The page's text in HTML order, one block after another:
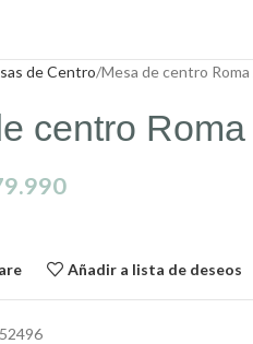
de Centro Mesa de centro Roma
centro
Añadir a lista de deseos